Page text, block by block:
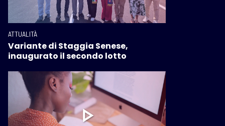
ATTUALITÀ
Variante di Staggia Senese,
inaugurato il secondo lotto